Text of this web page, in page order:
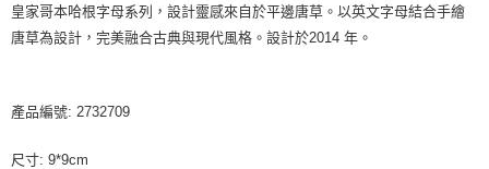
皇家哥本哈根字母系列，設計靈感來自於平邊唐草。以英文字母結合手繪
唐草為設計，完美融合古典與現代風格。設計於2014 年。
產品編號: 2732709
尺寸: 9*9cm